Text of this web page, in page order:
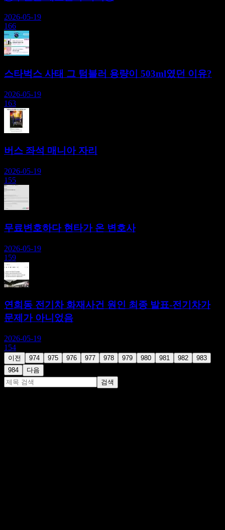
2026-05-19
166
스타벅스 사태 그 텀블러 용량이 503ml였던 이유?
2026-05-19
163
버스 좌석 매니아 자리
2026-05-19
155
무료변호하다 현타가 온 변호사
2026-05-19
159
연희동 전기차 화재사건 원인 최종 발표-전기차가
문제가 아니었음
2026-05-19
154
이전 974 975 976 977 978 979 980 981 982
983
984
다음
검색